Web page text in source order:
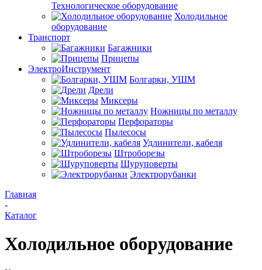
Технологическое оборудование
Холодильное
оборудование
Транспорт
Багажники
Прицепы
ЭлектроИнструмент
Болгарки, УШМ
Дрели
Миксеры
Ножницы по металлу
Перфораторы
Пылесосы
Удлинители, кабеля
Штроборезы
Шуруповерты
Электрорубанки
Главная
-
Каталог
Холодильное оборудование